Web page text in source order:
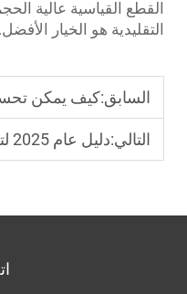
القطع القياسية عالية
التقليدية هو الخيار الأفضل.
السابق:كيف يمكن تحسين كفاءة سير العمل
التالي:دليل عام 2025 لتكنولوجيا الطباعة ثلاثية الأبعاد بالتحميص عالي السرعة